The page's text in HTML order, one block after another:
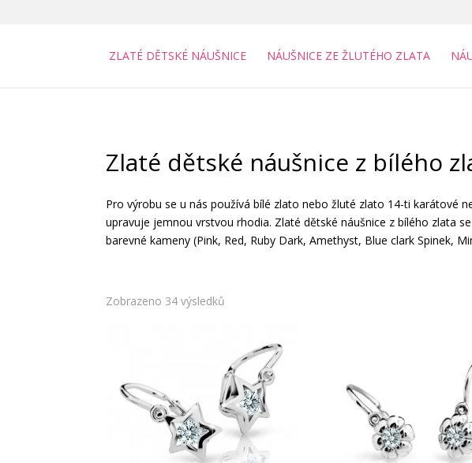
ZLATÉ DĚTSKÉ NÁUŠNICE NÁUŠNICE ZE ŽLUTÉHO ZLATA
Zlaté dětské náušnice z bílého
Pro výrobu se u nás používá bílé zlato nebo žluté zlato 14-ti karátové
upravuje jemnou vrstvou rhodia. Zlaté dětské náušnice z bílého zlata
barevné kameny (Pink, Red, Ruby Dark, Amethyst, Blue clark Spinek,
Zobrazeno 34 výsledků